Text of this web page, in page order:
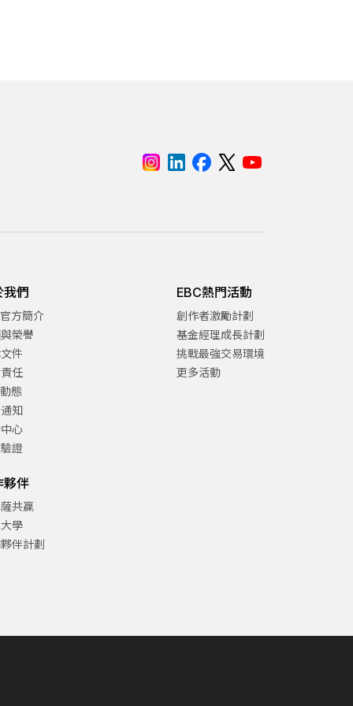
我們
方簡介
榮譽
件
任
態
知
心
證
夥伴
共贏
學
伴計劃
EBC熱門活動
創作者激勵計劃
基金經理成長計劃
挑戰最強交易環境
更多活動